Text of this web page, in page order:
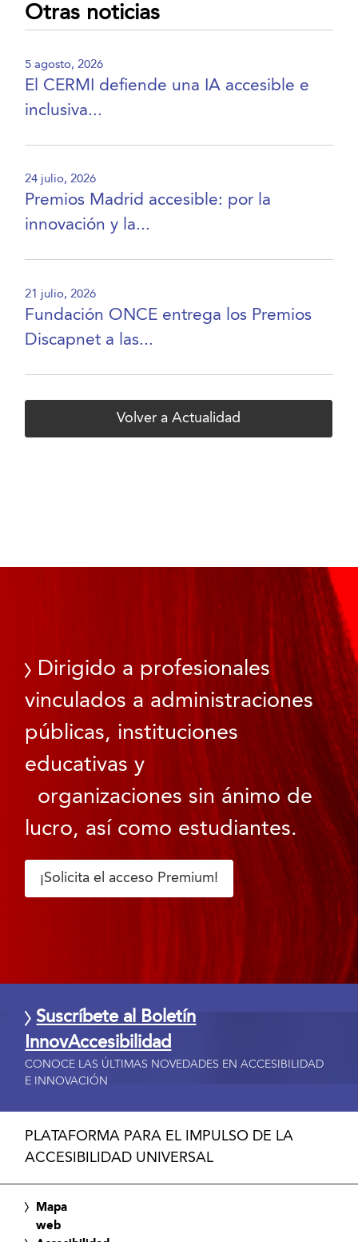
Otras noticias
5 agosto, 2026
El CERMI defiende una IA accesible e
inclusiva...
24 julio, 2026
Premios Madrid accesible: por la
innovación y la...
21 julio, 2026
Fundación ONCE entrega los Premios
Discapnet a las...
Volver a Actualidad
Dirigido a profesionales
vinculados a administraciones
públicas, instituciones
educativas y
organizaciones sin ánimo de
lucro, así como estudiantes.
¡Solicita el acceso Premium!
Suscríbete al Boletín
InnovAccesibilidad
CONOCE LAS ÚLTIMAS NOVEDADES EN ACCESIBILIDAD
E INNOVACIÓN
PLATAFORMA PARA EL IMPULSO DE LA
ACCESIBILIDAD UNIVERSAL
Mapa
web